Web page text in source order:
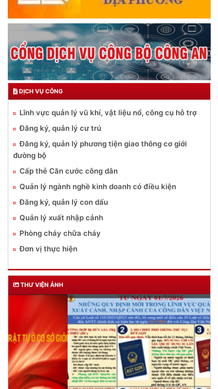
DỊCH VỤ CÔNG
Lĩnh vực quản lý vũ khí, vật liệu nổ, công cụ hỗ trợ
Đăng ký, quản lý cư trú
Đăng ký, quản lý phương tiện giao thông cơ giới
đường bộ
Cấp thẻ Căn cước công dân
Quản lý ngành nghề kinh doanh có điều kiện
Đăng ký, quản lý con dấu
Quản lý xuất nhập cảnh
Phòng cháy chữa cháy
Đơn vị thực hiện
THƯ VIỆN ẢNH